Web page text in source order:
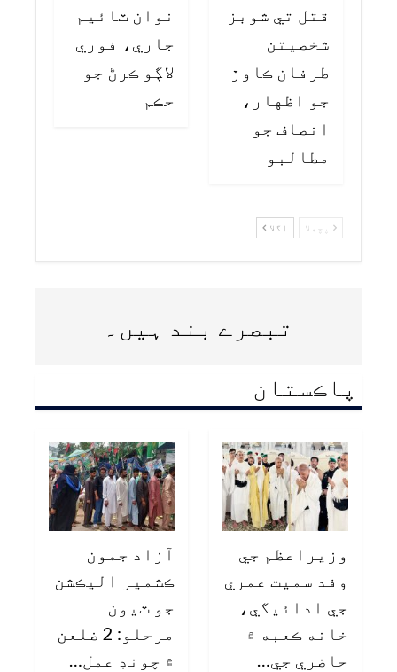
قتل تي شوبز
شخصيتن
طرفان ڪاوڙ
جو اظهار،
انصاف جو
مطالبو
نوان ٽائيم
جاري، فوري
لاڳو ڪرڻ جو
حڪم
پچھلا اگلا
تبصرے بند ہیں۔
پاڪستان
وزيراعظم جي
وفد سميت عمري
جي ادائيگي،
خانه ڪعبه ۾
حاضري جي…
آزاد جمون
ڪشمير اليڪشن
جو ٽيون
مرحلو: 2 ضلعن
۾ چونڊ عمل…